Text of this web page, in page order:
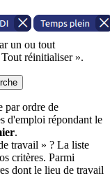
un ou tout
réinitialiser ».
par ordre de
d'emploi répondant le
.
travail » ? La liste
critères. Parmi
dont le lieu de travail